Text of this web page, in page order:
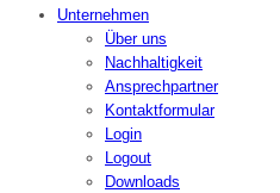
Unternehmen
Über uns
Nachhaltigkeit
Ansprechpartner
Kontaktformular
Login
Logout
Downloads